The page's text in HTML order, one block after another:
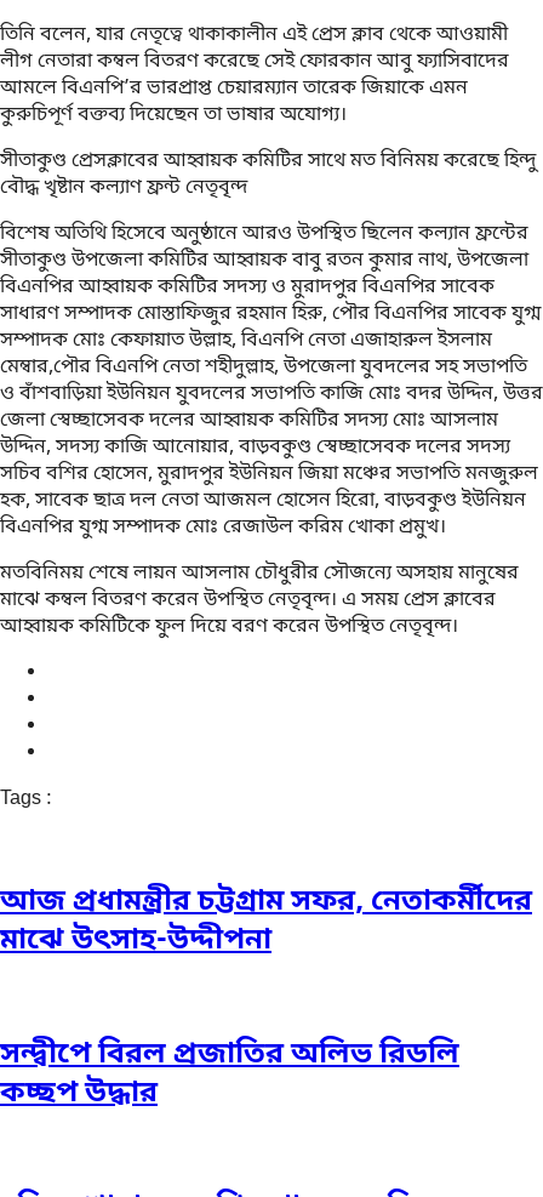
তিনি বলেন, যার নেতৃত্বে থাকাকালীন এই প্রেস ক্লাব থেকে আওয়ামী
লীগ নেতারা কম্বল বিতরণ করেছে সেই ফোরকান আবু ফ্যাসিবাদের
আমলে বিএনপি’র ভারপ্রাপ্ত চেয়ারম্যান তারেক জিয়াকে এমন
কুরুচিপূর্ণ বক্তব্য দিয়েছেন তা ভাষার অযোগ্য।
সীতাকুণ্ড প্রেসক্লাবের আহ্বায়ক কমিটির সাথে মত বিনিময় করেছে হিন্দু
বৌদ্ধ খৃষ্টান কল্যাণ ফ্রন্ট নেতৃবৃন্দ
বিশেষ অতিথি হিসেবে অনুষ্ঠানে আরও উপস্থিত ছিলেন কল্যান ফ্রন্টের
সীতাকুণ্ড উপজেলা কমিটির আহ্বায়ক বাবু রতন কুমার নাথ, উপজেলা
বিএনপির আহ্বায়ক কমিটির সদস্য ও মুরাদপুর বিএনপির সাবেক
সাধারণ সম্পাদক মোস্তাফিজুর রহমান হিরু, পৌর বিএনপির সাবেক যুগ্ম
সম্পাদক মোঃ কেফায়াত উল্লাহ, বিএনপি নেতা এজাহারুল ইসলাম
মেম্বার,পৌর বিএনপি নেতা শহীদুল্লাহ, উপজেলা যুবদলের সহ সভাপতি
ও বাঁশবাড়িয়া ইউনিয়ন যুবদলের সভাপতি কাজি মোঃ বদর উদ্দিন, উত্তর
জেলা স্বেচ্ছাসেবক দলের আহ্বায়ক কমিটির সদস্য মোঃ আসলাম
উদ্দিন, সদস্য কাজি আনোয়ার, বাড়বকুণ্ড স্বেচ্ছাসেবক দলের সদস্য
সচিব বশির হোসেন, মুরাদপুর ইউনিয়ন জিয়া মঞ্চের সভাপতি মনজুরুল
হক, সাবেক ছাত্র দল নেতা আজমল হোসেন হিরো, বাড়বকুণ্ড ইউনিয়ন
বিএনপির যুগ্ম সম্পাদক মোঃ রেজাউল করিম খোকা প্রমুখ।
মতবিনিময় শেষে লায়ন আসলাম চৌধুরীর সৌজন্যে অসহায় মানুষের
মাঝে কম্বল বিতরণ করেন উপস্থিত নেতৃবৃন্দ। এ সময় প্রেস ক্লাবের
আহ্বায়ক কমিটিকে ফুল দিয়ে বরণ করেন উপস্থিত নেতৃবৃন্দ।
Tags :
আজ প্রধামন্ত্রীর চট্টগ্রাম সফর, নেতাকর্মীদের
মাঝে উৎসাহ-উদ্দীপনা
সন্দ্বীপে বিরল প্রজাতির অলিভ রিডলি
কচ্ছপ উদ্ধার